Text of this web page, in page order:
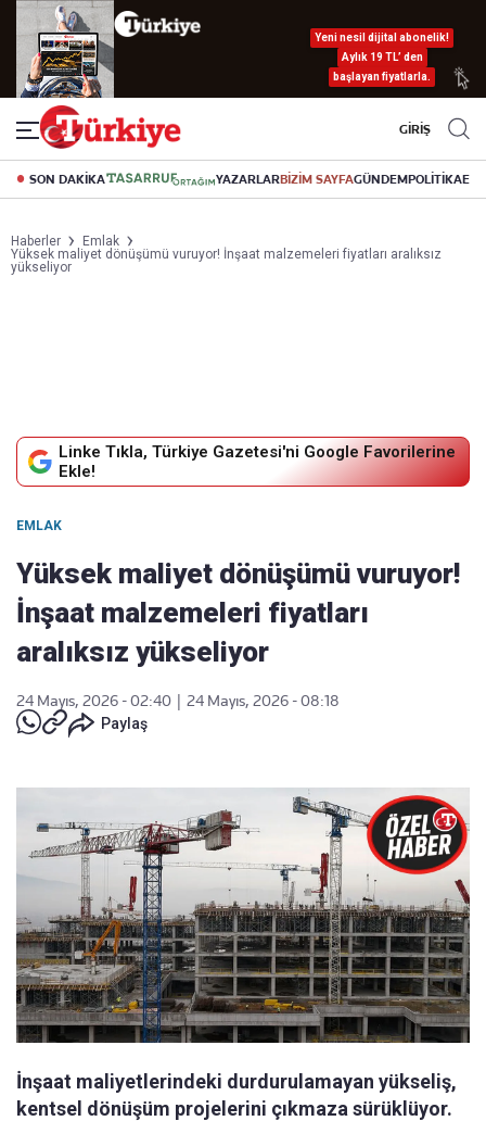
Yeni nesil dijital abonelik!
Aylık 19 TL’ den
başlayan fiyatlarla.
GİRİŞ
SON DAKİKA YAZARLARBİZİM SAYFAGÜNDEMPOLİTİKA
Haberler
Emlak
Yüksek maliyet dönüşümü vuruyor! İnşaat malzemeleri fiyatları aralıksız
yükseliyor
Linke Tıkla, Türkiye Gazetesi'ni Google Favorilerine
Ekle!
EMLAK
Yüksek maliyet dönüşümü vuruyor!
İnşaat malzemeleri fiyatları
aralıksız yükseliyor
24 Mayıs, 2026 - 02:40
24 Mayıs, 2026 - 08:18
Paylaş
İnşaat maliyetlerindeki durdurulamayan yükseliş,
kentsel dönüşüm projelerini çıkmaza sürüklüyor.